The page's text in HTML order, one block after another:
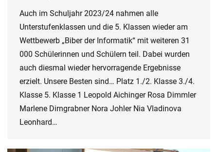
Auch im Schuljahr 2023/24 nahmen alle
Unterstufenklassen und die 5. Klassen wieder am
Wettbewerb „Biber der Informatik“ mit weiteren 31
000 Schülerinnen und Schülern teil. Dabei wurden
auch diesmal wieder hervorragende Ergebnisse
erzielt. Unsere Besten sind… Platz 1./2. Klasse 3./4.
Klasse 5. Klasse 1 Leopold Aichinger Rosa Dimmler
Marlene Dirngrabner Nora Johler Nia Vladinova
Leonhard…